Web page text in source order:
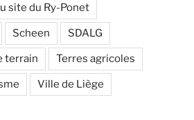
site du Ry-Ponet
Scheen SDALG
terrain Terres agricoles
Ville de Liège